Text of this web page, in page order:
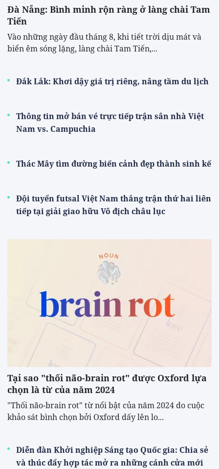
Đà Nẵng: Bình minh rộn ràng ở làng chài Tam
Tiến
Vào những ngày đầu tháng 8, khi tiết trời dịu mát và
biển êm sóng lặng, làng chài Tam Tiến,...
Đắk Lắk: Khơi dậy giá trị riêng, nâng tầm du lịch
Thông tin mở bán vé trực tiếp trận sân nhà Việt
Nam vs. Campuchia
Thác Mây tìm đường biến cảnh đẹp thành sinh kế
Đội tuyển futsal Việt Nam thắng trận thứ hai liên
tiếp tại giải giao hữu Vô địch châu lục
Tại sao "thối não-brain rot" được Oxford lựa
chọn là từ của năm 2024
"Thối não-brain rot" từ nổi bật của năm 2024 do cuộc
khảo sát bình chọn bởi Oxford dấy lên lo...
Diễn đàn Khởi nghiệp Sáng tạo Quốc gia: Chia sẻ
và thúc đẩy hợp tác mở ra những cánh cửa mới